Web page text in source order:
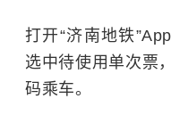
打开“济南地铁
选中待使用单次票
码乘车。